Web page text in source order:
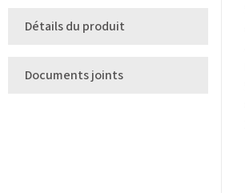
Détails du produit
Documents joints